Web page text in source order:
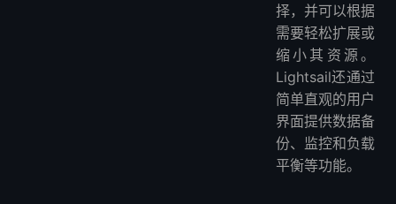
择，并可以根据
需要轻松扩展或
缩小其资源。
Lightsail还通过
简单直观的用户
界面提供数据备
份、监控和负载
平衡等功能。